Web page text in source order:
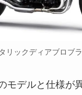
リックディアブロブ
モデルと仕様が